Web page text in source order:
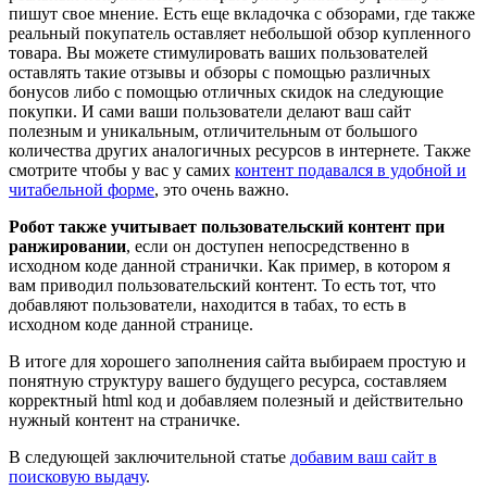
пишут свое мнение. Есть еще вкладочка с обзорами, где также
реальный покупатель оставляет небольшой обзор купленного
товара. Вы можете стимулировать ваших пользователей
оставлять такие отзывы и обзоры с помощью различных
бонусов либо с помощью отличных скидок на следующие
покупки. И сами ваши пользователи делают ваш сайт
полезным и уникальным, отличительным от большого
количества других аналогичных ресурсов в интернете. Также
смотрите чтобы у вас у самих контент подавался в удобной и
читабельной форме, это очень важно.
Робот также учитывает пользовательский контент при
ранжировании, если он доступен непосредственно в
исходном коде данной странички. Как пример, в котором я
вам приводил пользовательский контент. То есть тот, что
добавляют пользователи, находится в табах, то есть в
исходном коде данной странице.
В итоге для хорошего заполнения сайта выбираем простую и
понятную структуру вашего будущего ресурса, составляем
корректный html код и добавляем полезный и действительно
нужный контент на страничке.
В следующей заключительной статье добавим ваш сайт в
поисковую выдачу.